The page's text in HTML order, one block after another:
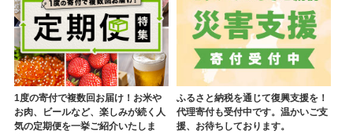
1度の寄付で複数回お届け！お米や
お肉、ビールなど、楽しみが続く人
気の定期便を一挙ご紹介いたしま
ふるさと納税を通じて復興支援を！
代理寄付も受付中です。温かいご支
援、お待ちしております。